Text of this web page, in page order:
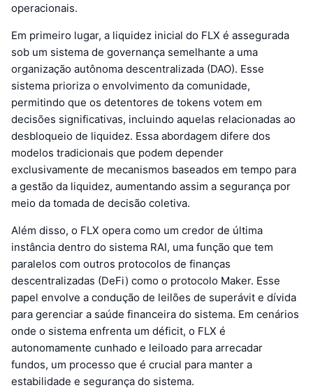
operacionais.
Em primeiro lugar, a liquidez inicial do FLX é assegurada
sob um sistema de governança semelhante a uma
organização autônoma descentralizada (DAO). Esse
sistema prioriza o envolvimento da comunidade,
permitindo que os detentores de tokens votem em
decisões significativas, incluindo aquelas relacionadas ao
desbloqueio de liquidez. Essa abordagem difere dos
modelos tradicionais que podem depender
exclusivamente de mecanismos baseados em tempo para
a gestão da liquidez, aumentando assim a segurança por
meio da tomada de decisão coletiva.
Além disso, o FLX opera como um credor de última
instância dentro do sistema RAI, uma função que tem
paralelos com outros protocolos de finanças
descentralizadas (DeFi) como o protocolo Maker. Esse
papel envolve a condução de leilões de superávit e dívida
para gerenciar a saúde financeira do sistema. Em cenários
onde o sistema enfrenta um déficit, o FLX é
autonomamente cunhado e leiloado para arrecadar
fundos, um processo que é crucial para manter a
estabilidade e segurança do sistema.